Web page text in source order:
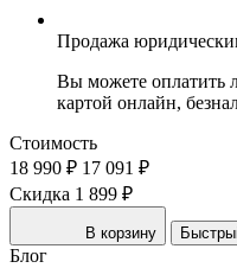
Продажа
Вы можете оплатить
картой онлайн,
Стоимость
18 990 ₽ 17 091 ₽
Скидка 1 899 ₽
В корзину
Блог